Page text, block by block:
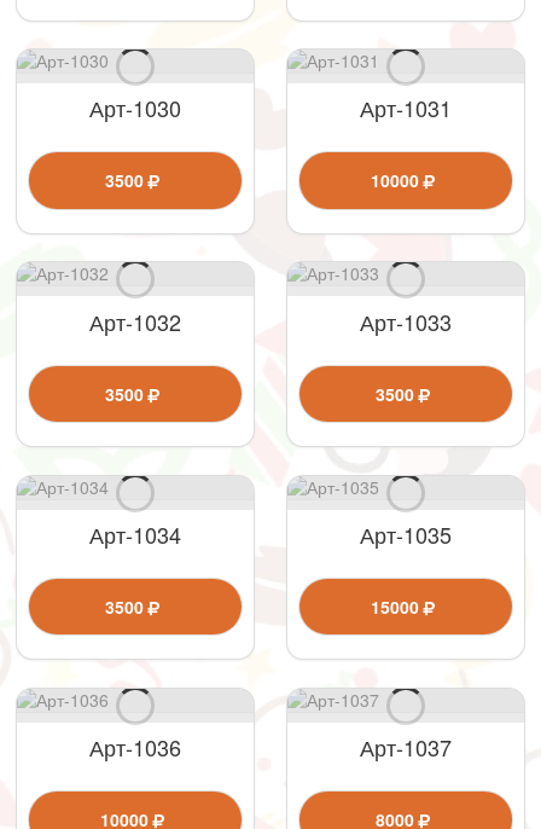
Арт-1030
3500
Арт-1031
10000
Арт-1032
3500
Арт-1033
3500
Арт-1034
3500
Арт-1035
15000
Арт-1036
10000
Арт-1037
8000